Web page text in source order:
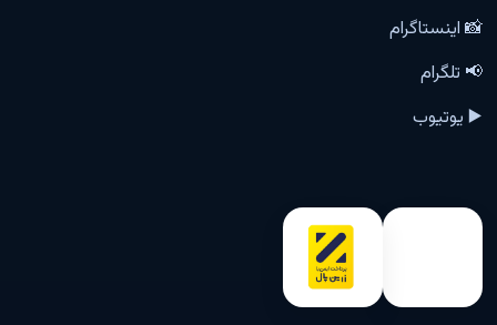
📸 اینستاگرام
📢 تلگرام
▶️ یوتیوب